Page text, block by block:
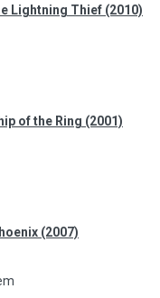
Lightning Thief (2010)
of the Ring (2001)
(2007)